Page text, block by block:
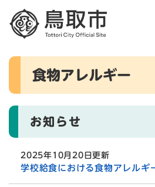
メニューを飛ばし
本
食物アレルギー
お知らせ
2025年10月20日更新
学校給食における食物アレルギ